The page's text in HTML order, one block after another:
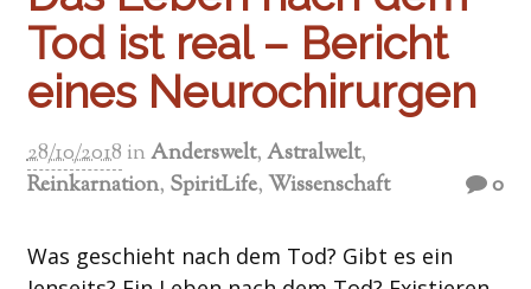
Tod ist real – Bericht
eines Neurochirurgen
28/10/2018 inAnderswelt,Astralwelt,
Reinkarnation, SpiritLife,Wissenschaft 0
Was geschieht nach dem Tod? Gibt es ein